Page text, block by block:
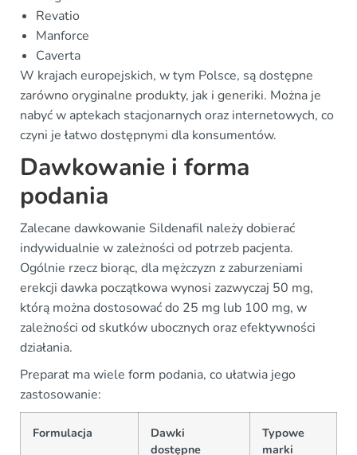
Revatio
Manforce
Caverta
W krajach europejskich, w tym Polsce, są dostępne
zarówno oryginalne produkty, jak i generiki. Można je
nabyć w aptekach stacjonarnych oraz internetowych, co
czyni je łatwo dostępnymi dla konsumentów.
Dawkowanie i forma
podania
Zalecane dawkowanie Sildenafil należy dobierać
indywidualnie w zależności od potrzeb pacjenta.
Ogólnie rzecz biorąc, dla mężczyzn z zaburzeniami
erekcji dawka początkowa wynosi zazwyczaj 50 mg,
którą można dostosować do 25 mg lub 100 mg, w
zależności od skutków ubocznych oraz efektywności
działania.
Preparat ma wiele form podania, co ułatwia jego
zastosowanie:
Formulacja
Dawki
dostępne
Typowe
marki